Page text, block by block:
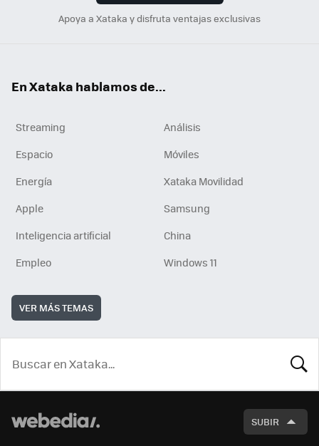
Apoya a Xataka y disfruta ventajas exclusivas
En Xataka hablamos de...
Streaming
Análisis
Espacio
Móviles
Energía
Xataka Movilidad
Apple
Samsung
Inteligencia artificial
China
Empleo
Windows 11
VER MÁS TEMAS
SUBIR